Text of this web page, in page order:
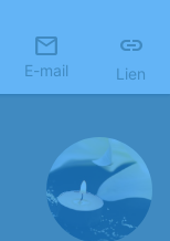
E-mail Lien